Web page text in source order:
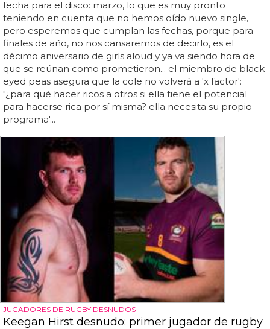
fecha para el disco: marzo, lo que es muy pronto
teniendo en cuenta que no hemos oído nuevo single,
pero esperemos que cumplan las fechas, porque para
finales de año, no nos cansaremos de decirlo, es el
décimo aniversario de girls aloud y ya va siendo hora de
que se reúnan como prometieron... el miembro de black
eyed peas asegura que la cole no volverá a 'x factor':
"¿para qué hacer ricos a otros si ella tiene el potencial
para hacerse rica por sí misma? ella necesita su propio
programa'...
JUGADORES DE RUGBY DESNUDOS
Keegan Hirst desnudo: primer jugador de rugby